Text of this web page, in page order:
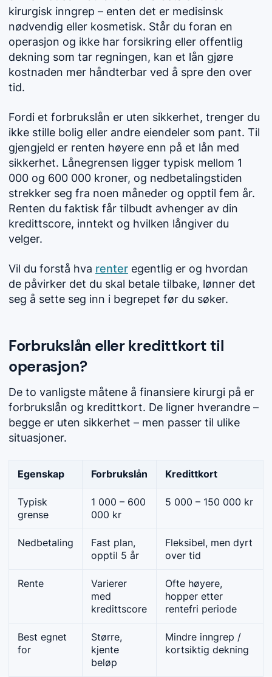
kirurgisk inngrep – enten det er medisinsk
nødvendig eller kosmetisk. Står du foran en
operasjon og ikke har forsikring eller offentlig
dekning som tar regningen, kan et lån gjøre
kostnaden mer håndterbar ved å spre den over
tid.
Fordi et forbrukslån er uten sikkerhet, trenger du
ikke stille bolig eller andre eiendeler som pant. Til
gjengjeld er renten høyere enn på et lån med
sikkerhet. Lånegrensen ligger typisk mellom 1
000 og 600 000 kroner, og nedbetalingstiden
strekker seg fra noen måneder og opptil fem år.
Renten du faktisk får tilbudt avhenger av din
kredittscore, inntekt og hvilken långiver du
velger.
Vil du forstå hva renter egentlig er og hvordan
de påvirker det du skal betale tilbake, lønner det
seg å sette seg inn i begrepet før du søker.
Forbrukslån eller kredittkort til
operasjon?
De to vanligste måtene å finansiere kirurgi på er
forbrukslån og kredittkort. De ligner hverandre –
begge er uten sikkerhet – men passer til ulike
situasjoner.
Egenskap Forbrukslån Kredittkort
Typisk
grense
1 000 – 600
000 kr
5 000 – 150 000 kr
Nedbetaling
Fast plan,
opptil 5 år
Fleksibel, men dyrt
over tid
Rente
Varierer
med
kredittscore
Ofte høyere,
hopper etter
rentefri periode
Best egnet
for
Større,
kjente
beløp
Mindre inngrep /
kortsiktig dekning